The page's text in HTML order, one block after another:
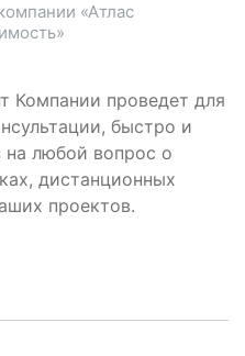
Компании проведет для
быстро и
на любой вопрос о
дистанционных
проектов.
«Атлас